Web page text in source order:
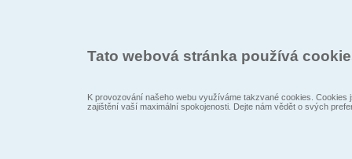
Tato webová stránka používá
K provozování našeho webu využíváme takzvané cookies.
zajištění vaší maximální spokojenosti. Dejte nám vědět o svých